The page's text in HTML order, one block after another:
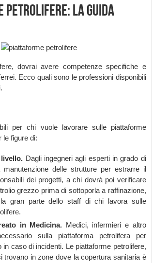
petrolifere: la guida
dovrai avere competenze specifiche e
Ecco quali sono le professioni disponibili
per chi vuole lavorare sulle piattaforme
le figure di:
Dagli ingegneri agli esperti in grado di
delle strutture per estrarre il
dei progetti, a chi dovrà poi verificare
grezzo prima di sottoporla a raffinazione,
gran parte dello staff di chi lavora sulle
in Medicina. Medici, infermieri e altro
sulla piattaforma petrolifera per
in caso di incidenti. Le piattaforme petrolifere,
trovano in zone dove la copertura sanitaria è